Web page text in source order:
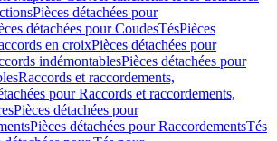
Pièces détachées pour
détachées pour CoudesTésPièces
en croixPièces détachées pour
indémontablesPièces détachées pour
Raccords et raccordements,
pour Raccords et raccordements,
Pièces détachées pour
Pièces détachées pour RaccordementsTés